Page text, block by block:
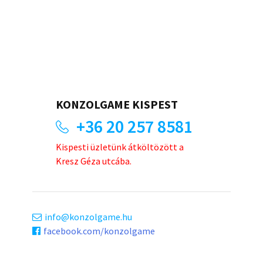
KONZOLGAME KISPEST
+36 20 257 8581
Kispesti üzletünk átköltözött a
Kresz Géza utcába.
info
konzolgame.hu
facebook.com/konzolgame